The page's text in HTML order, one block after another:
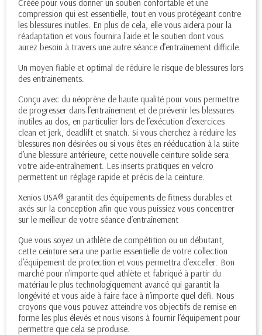
Créée pour vous donner un soutien confortable et une
compression qui est essentielle, tout en vous protégeant contre
les blessures inutiles. En plus de cela, elle vous aidera pour la
réadaptation et vous fournira l'aide et le soutien dont vous
aurez besoin à travers une autre séance d’entraînement difficile.
Un moyen fiable et optimal de réduire le risque de blessures lors
des entrainements.
Conçu avec du néoprène de haute qualité pour vous permettre
de progresser dans l’entraînement et de prévenir les blessures
inutiles au dos, en particulier lors de l’exécution d’exercices
clean et jerk, deadlift et snatch. Si vous cherchez à réduire les
blessures non désirées ou si vous êtes en rééducation à la suite
d’une blessure antérieure, cette nouvelle ceinture solide sera
votre aide-entraînement. Les inserts pratiques en velcro
permettent un réglage rapide et précis de la ceinture.
Xenios USA® garantit des équipements de fitness durables et
axés sur la conception afin que vous puissiez vous concentrer
sur le meilleur de votre séance d’entraînement
Que vous soyez un athlète de compétition ou un débutant,
cette ceinture sera une partie essentielle de votre collection
d’équipement de protection et vous permettra d’exceller. Bon
marché pour n’importe quel athlète et fabriqué à partir du
matériau le plus technologiquement avancé qui garantit la
longévité et vous aide à faire face à n’importe quel défi. Nous
croyons que vous pouvez atteindre vos objectifs de remise en
forme les plus élevés et nous visons à fournir l’équipement pour
permettre que cela se produise.